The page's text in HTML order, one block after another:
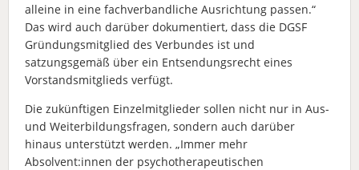
alleine in eine fachverbandliche Ausrichtung passen.“
Das wird auch darüber dokumentiert, dass die DGSF
Gründungsmitglied des Verbundes ist und
satzungsgemäß über ein Entsendungsrecht eines
Vorstandsmitglieds verfügt.
Die zukünftigen Einzelmitglieder sollen nicht nur in Aus-
und Weiterbildungsfragen, sondern auch darüber
hinaus unterstützt werden. „Immer mehr
Absolvent:innen der psychotherapeutischen